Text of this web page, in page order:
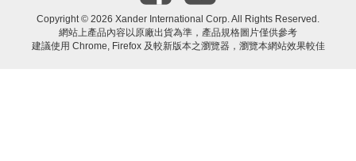
Copyright © 2026 Xander International Corp. All Rights Reserved.
網站上產品內容以原廠出貨為準，產品規格圖片僅供參考
建議使用 Chrome, Firefox 及較新版本之瀏覽器，瀏覽本網站效果較佳